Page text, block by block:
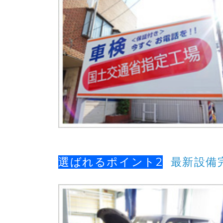
選ばれるポイント2 最新設備